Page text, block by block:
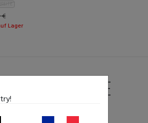
€
Lager
ESSENTIELLE